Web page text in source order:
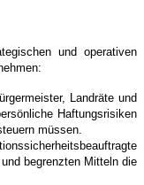
und operativen
Landräte und
Haftungsrisiken
müssen.
begrenzten Mitteln die